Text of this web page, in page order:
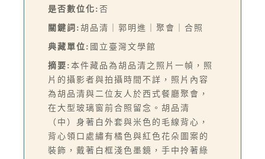
是否數位化: 否
關鍵詞: 胡品清｜郭明進｜聚會｜合照
典藏單位: 國立臺灣文學館
摘要: 本件藏品為胡品清之照片一幀，照
片的攝影者與拍攝時間不詳，照片內容
為胡品清與二位友人於西式餐廳聚會，
在大型玻璃窗前合照留念。胡品清
（中）身著白外套與米色的毛線背心，
背心領口處繡有橘色與紅色花朵圖案的
裝飾，戴著白框淺色墨鏡，手中拎著綠